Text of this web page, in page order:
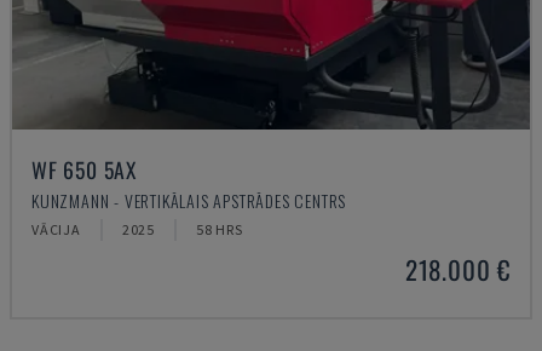
WF 650 5AX
KUNZMANN - VERTIKĀLAIS APSTRĀDES CENTRS
VĀCIJA 2025 58 HRS
218.000 €